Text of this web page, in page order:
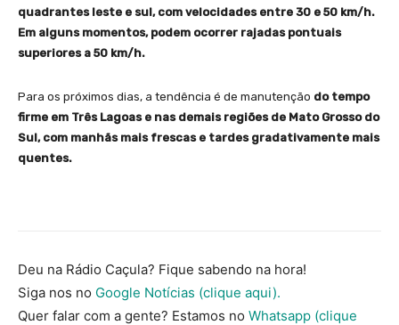
quadrantes leste e sul, com velocidades entre 30 e 50 km/h.
Em alguns momentos, podem ocorrer rajadas pontuais
superiores a 50 km/h.
Para os próximos dias, a tendência é de manutenção do tempo
firme em Três Lagoas e nas demais regiões de Mato Grosso do
Sul, com manhãs mais frescas e tardes gradativamente mais
quentes.
Deu na Rádio Caçula? Fique sabendo na hora!
Siga nos no Google Notícias (clique aqui).
Quer falar com a gente? Estamos no Whatsapp (clique